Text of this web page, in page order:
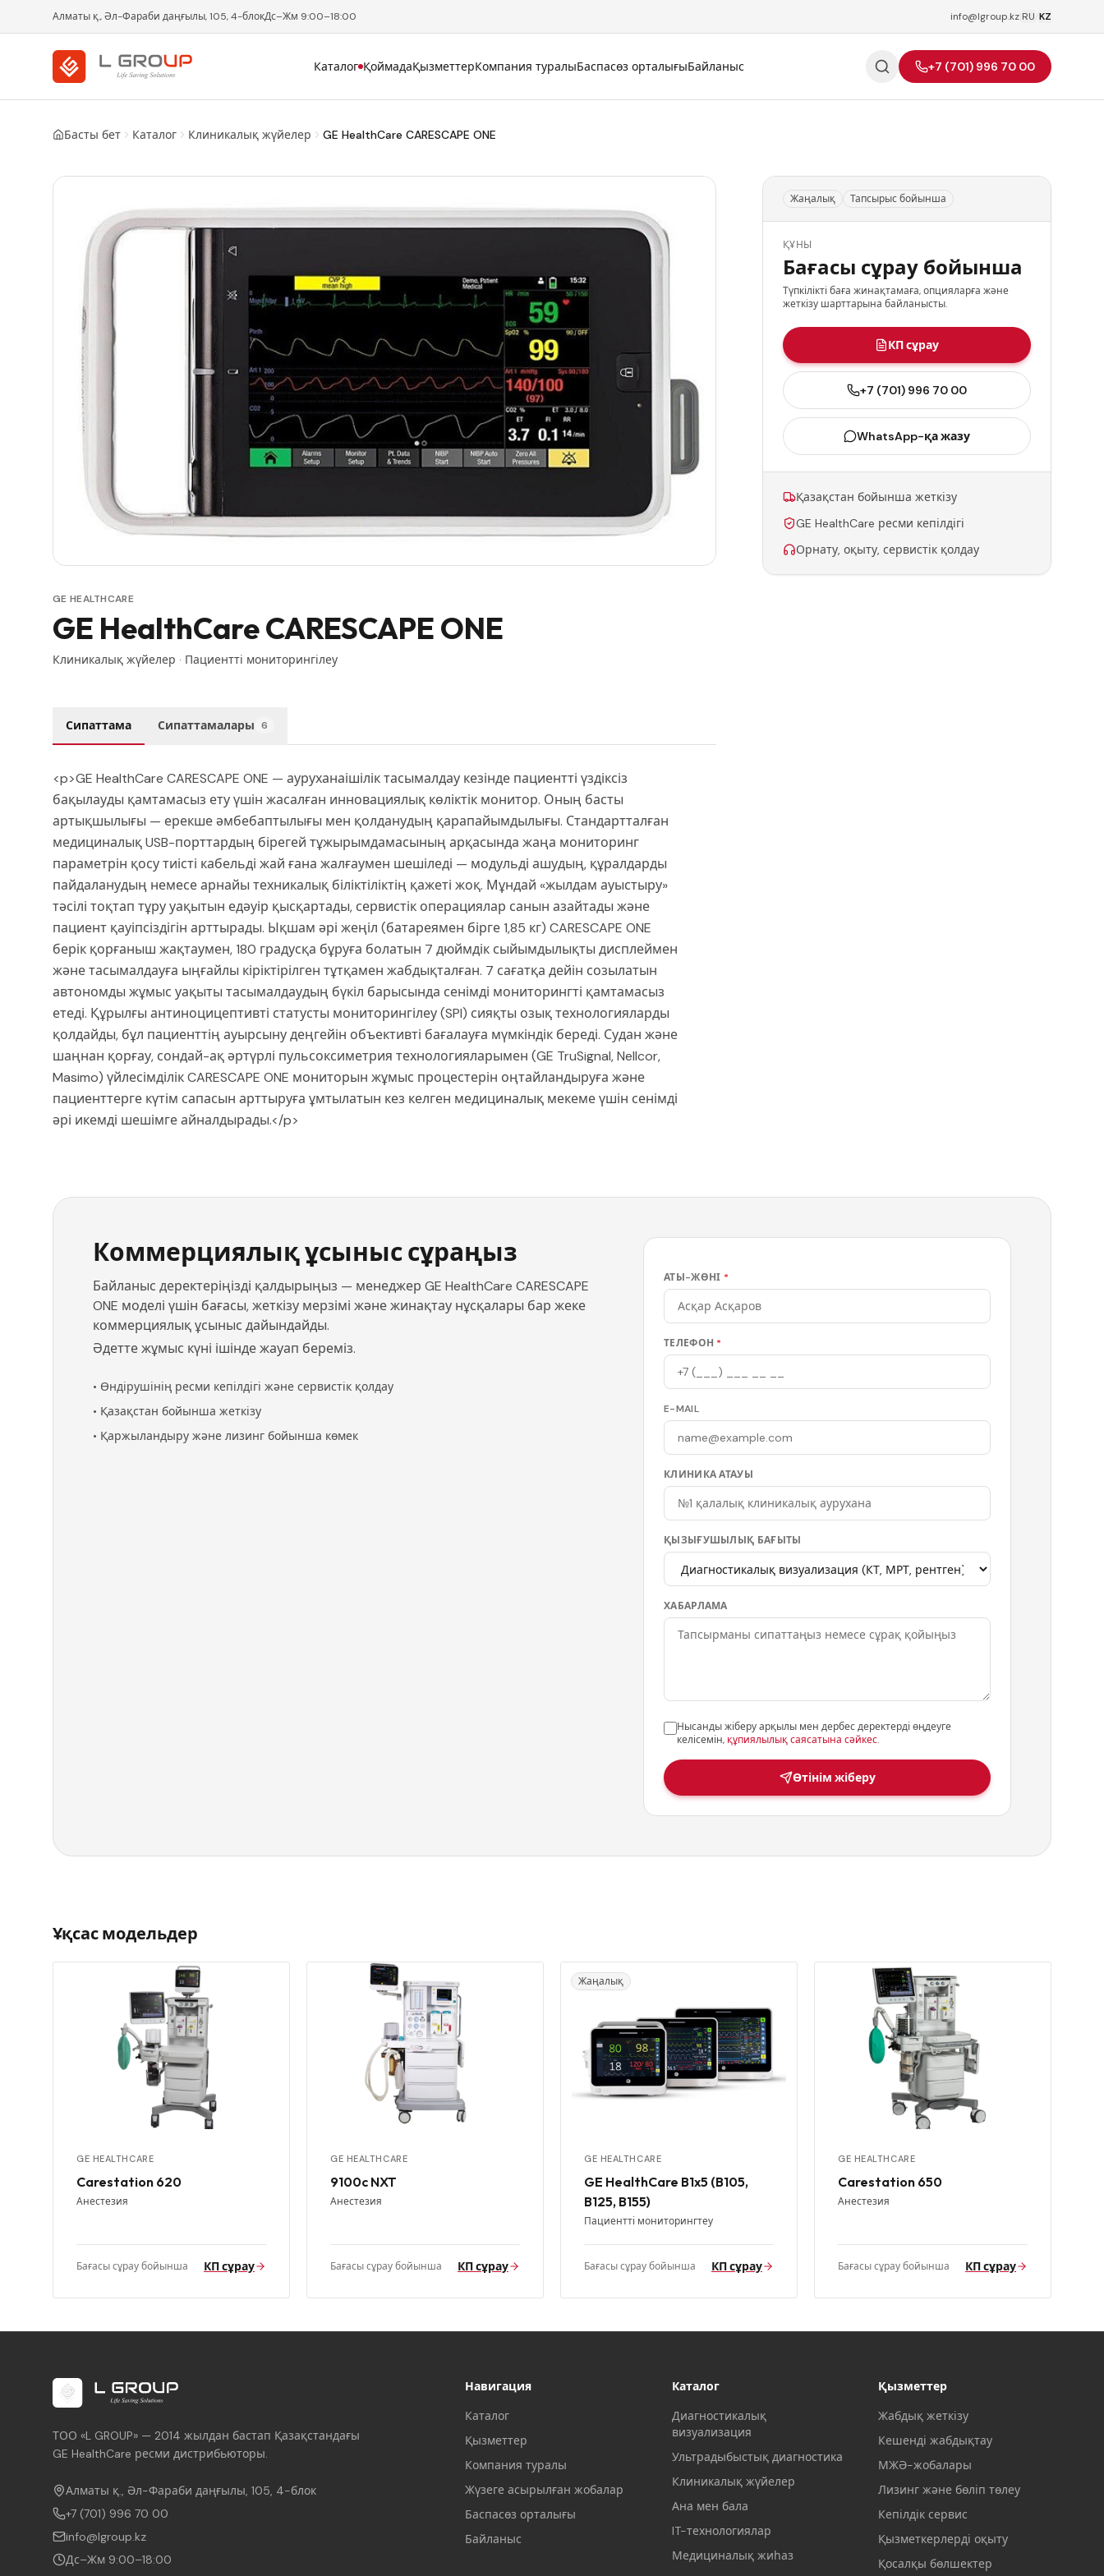
Алматы қ., Әл-Фараби даңғылы, 105, 4-блокДс–Жм 9:00–18:00 info@lgroup.kz RU KZ
Каталог ҚоймадаҚызметтерКомпания туралыБаспасөз орталығыБайланыс +7 (701) 996 70 00
Басты бет Каталог Клиникалық жүйелер GE HealthCare CARESCAPE ONE
GE HEALTHCARE
GE HealthCare CARESCAPE ONE
Клиникалық жүйелер · Пациентті мониторингілеу
Сипаттама Сипаттамалары 6
<p>GE HealthCare CARESCAPE ONE — ауруханаішілік тасымалдау кезінде пациентті үздіксіз
бақылауды қамтамасыз ету үшін жасалған инновациялық көліктік монитор. Оның басты
артықшылығы — ерекше әмбебаптылығы мен қолданудың қарапайымдылығы. Стандартталған
медициналық USB-порттардың бірегей тұжырымдамасының арқасында жаңа мониторинг
параметрін қосу тиісті кабельді жай ғана жалғаумен шешіледі — модульді ашудың, құралдарды
пайдаланудың немесе арнайы техникалық біліктіліктің қажеті жоқ. Мұндай «жылдам ауыстыру»
тәсілі тоқтап тұру уақытын едәуір қысқартады, сервистік операциялар санын азайтады және
пациент қауіпсіздігін арттырады. Ықшам әрі жеңіл (батареямен бірге 1,85 кг) CARESCAPE ONE
берік қорғаныш жақтаумен, 180 градусқа бұруға болатын 7 дюймдік сыйымдылықты дисплеймен
және тасымалдауға ыңғайлы кіріктірілген тұтқамен жабдықталған. 7 сағатқа дейін созылатын
автономды жұмыс уақыты тасымалдаудың бүкіл барысында сенімді мониторингті қамтамасыз
етеді. Құрылғы антиноцицептивті статусты мониторингілеу (SPI) сияқты озық технологияларды
қолдайды, бұл пациенттің ауырсыну деңгейін объективті бағалауға мүмкіндік береді. Судан және
шаңнан қорғау, сондай-ақ әртүрлі пульсоксиметрия технологияларымен (GE TruSignal, Nellcor,
Masimo) үйлесімділік CARESCAPE ONE мониторын жұмыс процестерін оңтайландыруға және
пациенттерге күтім сапасын арттыруға ұмтылатын кез келген медициналық мекеме үшін сенімді
әрі икемді шешімге айналдырады.</p>
Жаңалық Тапсырыс бойынша
ҚҰНЫ
Бағасы сұрау бойынша
Түпкілікті баға жинақтамаға, опцияларға және
жеткізу шарттарына байланысты.
КП сұрау
+7 (701) 996 70 00
WhatsApp-қа жазу
Қазақстан бойынша жеткізу
GE HealthCare ресми кепілдігі
Орнату, оқыту, сервистік қолдау
Коммерциялық ұсыныс сұраңыз
Байланыс деректеріңізді қалдырыңыз — менеджер GE HealthCare CARESCAPE
ONE моделі үшін бағасы, жеткізу мерзімі және жинақтау нұсқалары бар жеке
коммерциялық ұсыныс дайындайды.
Әдетте жұмыс күні ішінде жауап береміз.
• Өндірушінің ресми кепілдігі және сервистік қолдау
• Қазақстан бойынша жеткізу
• Қаржыландыру және лизинг бойынша көмек
АТЫ-ЖӨНІ *
ТЕЛЕФОН *
E-MAIL
КЛИНИКА АТАУЫ
ҚЫЗЫҒУШЫЛЫҚ БАҒЫТЫ
ХАБАРЛАМА
Нысанды жіберу арқылы мен дербес деректерді өңдеуге
келісемін, құпиялылық саясатына сәйкес.
Өтінім жіберу
Ұқсас модельдер
GE HEALTHCARE
Carestation 620
Анестезия
Бағасы сұрау бойынша КП сұрау
GE HEALTHCARE
9100c NXT
Анестезия
Бағасы сұрау бойынша КП сұрау
Жаңалық
GE HEALTHCARE
GE HealthCare B1x5 (B105,
B125, B155)
Пациентті мониторингтеу
Бағасы сұрау бойынша КП сұрау
GE HEALTHCARE
Carestation 650
Анестезия
Бағасы сұрау бойынша КП сұрау
ТОО «L GROUP» — 2014 жылдан бастап Қазақстандағы
GE HealthCare ресми дистрибьюторы.
Алматы қ., Әл-Фараби даңғылы, 105, 4-блок
+7 (701) 996 70 00
info@lgroup.kz
Дс–Жм 9:00–18:00
Навигация
Каталог
Қызметтер
Компания туралы
Жүзеге асырылған жобалар
Баспасөз орталығы
Байланыс
Каталог
Диагностикалық
визуализация
Ультрадыбыстық диагностика
Клиникалық жүйелер
Ана мен бала
IT-технологиялар
Медициналық жиһаз
Қызметтер
Жабдық жеткізу
Кешенді жабдықтау
МЖӘ-жобалары
Лизинг және бөліп төлеу
Кепілдік сервис
Қызметкерлерді оқыту
Қосалқы бөлшектер